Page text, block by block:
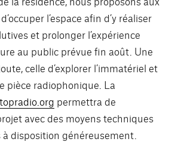
l’espace afin d’y réaliser
et prolonger l’expérience
au public prévue fin août. Une
celle d’explorer l’immatériel et
pièce radiophonique. La
permettra de
avec des moyens techniques
disposition généreusement.